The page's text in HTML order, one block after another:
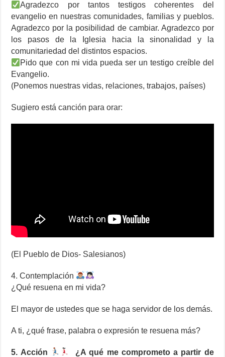
Agradezco por tantos testigos coherentes del
evangelio en nuestras comunidades, familias y pueblos.
Agradezco por la posibilidad de cambiar. Agradezco por
los pasos de la Iglesia hacia la sinonalidad y la
comunitariedad del distintos espacios.
Pido que con mi vida pueda ser un testigo creíble del
Evangelio.
(Ponemos nuestras vidas, relaciones, trabajos, países)
Sugiero está canción para orar:
(El Pueblo de Dios- Salesianos)
4. Contemplación
¿Qué resuena en mi vida?
El mayor de ustedes que se haga servidor de los demás.
A ti, ¿qué frase, palabra o expresión te resuena más?
5. Acción
¿A qué me comprometo a partir de